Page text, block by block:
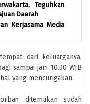
Teguhkan
Daerah
Kerjasama Media
dari keluarganya,
sampai jam 10.00 WIB
yang mencurigakan.
ditemukan sudah